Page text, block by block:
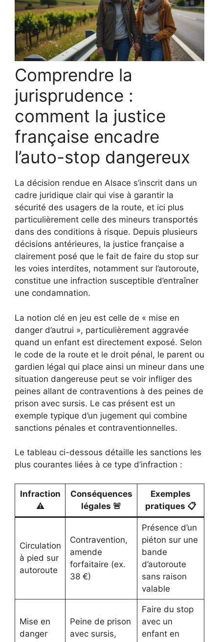
Comprendre la
jurisprudence :
comment la justice
française encadre
l’auto-stop dangereux
La décision rendue en Alsace s’inscrit dans un
cadre juridique clair qui vise à garantir la
sécurité des usagers de la route, et ici plus
particulièrement celle des mineurs transportés
dans des conditions à risque. Depuis plusieurs
décisions antérieures, la justice française a
clairement posé que le fait de faire du stop sur
les voies interdites, notamment sur l’autoroute,
constitue une infraction susceptible d’entraîner
une condamnation.
La notion clé en jeu est celle de « mise en
danger d’autrui », particulièrement aggravée
quand un enfant est directement exposé. Selon
le code de la route et le droit pénal, le parent ou
gardien légal qui place ainsi un mineur dans une
situation dangereuse peut se voir infliger des
peines allant de contraventions à des peines de
prison avec sursis. Le cas présent est un
exemple typique d’un jugement qui combine
sanctions pénales et contraventionnelles.
Le tableau ci-dessous détaille les sanctions les
plus courantes liées à ce type d’infraction :
Infraction
⚠️
Conséquences
légales 🚨
Exemples
pratiques 📋
Circulation
à pied sur
autoroute
Contravention,
amende
forfaitaire (ex.
38 €)
Présence d’un
piéton sur une
bande
d’autoroute
sans raison
valable
Mise en
danger
Peine de prison
avec sursis,
Faire du stop
avec un
enfant en